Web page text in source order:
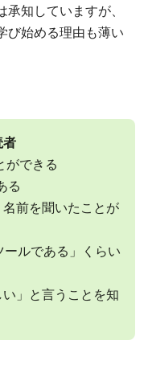
知していますが、
び始める理由も薄い
者
ができる
る
前を聞いたことが
ールである」くらい
」と言うことを知